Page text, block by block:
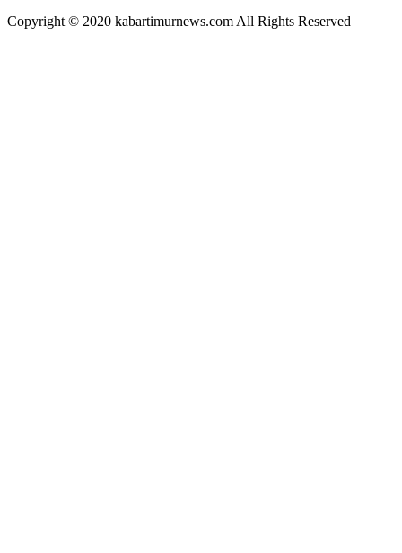
Copyright © 2020 kabartimurnews.com All Rights Reserved